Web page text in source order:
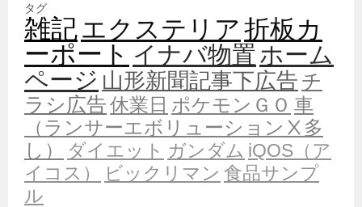
タグ
雑記エクステリア折板カ
ーポート イナバ物置ホーム
ページ 山形新聞記事下広告 チ
ラシ広告休業日 ポケモンＧＯ 車
（ランサーエボリューションⅩ多
し）
ダイエット ガンダム iQOS（ア
イコス）
ビックリマン 食品サンプ
ル